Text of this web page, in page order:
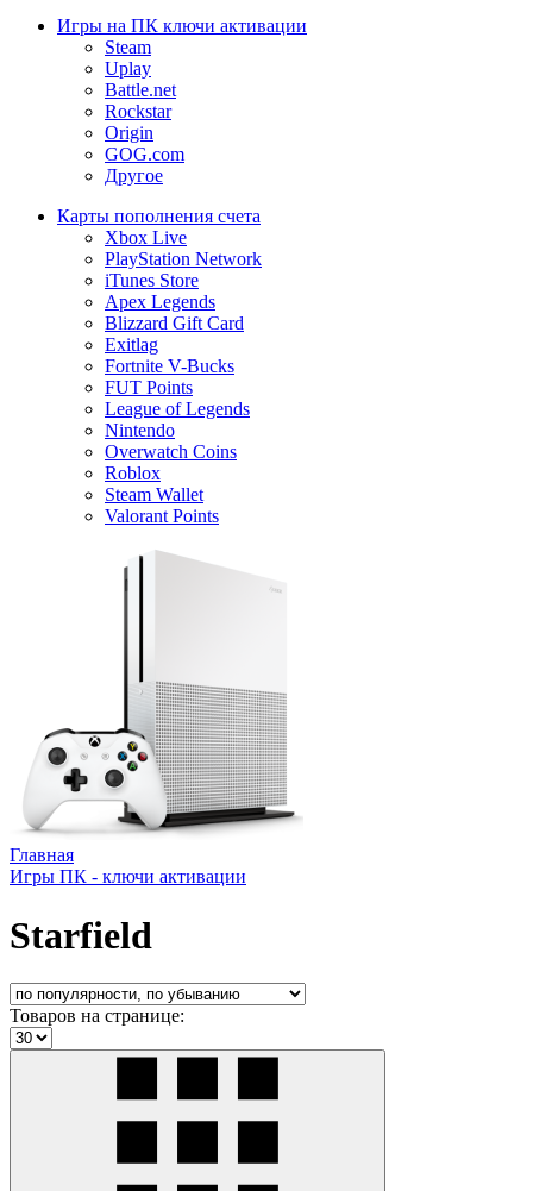
Игры на ПК ключи активации
Steam
Uplay
Battle.net
Rockstar
Origin
GOG.com
Другое
Карты пополнения счета
Xbox Live
PlayStation Network
iTunes Store
Apex Legends
Blizzard Gift Card
Exitlag
Fortnite V-Bucks
FUT Points
League of Legends
Nintendo
Overwatch Coins
Roblox
Steam Wallet
Valorant Points
Главная
Игры ПК - ключи активации
Starfield
Товаров на странице: